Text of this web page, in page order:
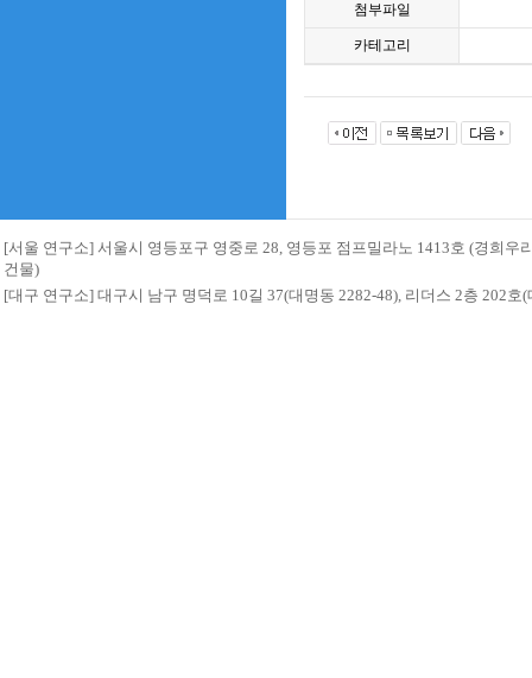
첨부파일
카테고리
[서울 연구소] 서울시 영등포구 영중로 28, 영등포 점프밀라노 1413호 (경희우
건물)
[대구 연구소] 대구시 남구 명덕로 10길 37(대명동 2282-48), 리더스 2층 202호